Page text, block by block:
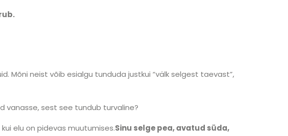
neist võib esialgu tunduda justkui “välk selgest taevast”,
vanasse, sest see tundub turvaline?
elu on pidevas muutumises.Sinu selge pea, avatud süda,